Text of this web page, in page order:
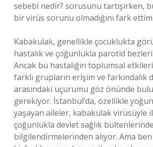
sebebi nedir? sorusunu tartışırken,
bir virüs sorunu olmadığını fark ettim.
Kabakulak, genellikle çocuklukta
hastalık ve çoğunlukla parotid
Ancak bu hastalığın toplumsal
farklı grupların erişim ve farkındalık
arasındaki uçurumu göz önünde
gerekiyor. İstanbul’da, özellikle
yaşayan aileler, kabakulak virüsüyle
çoğunlukla devlet sağlık
bilgilendirmelerinden alıyor. Ama